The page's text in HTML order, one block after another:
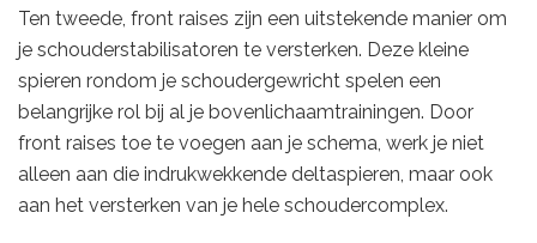
Ten tweede, front raises zijn een uitstekende manier om
je schouderstabilisatoren te versterken. Deze kleine
spieren rondom je schoudergewricht spelen een
belangrijke rol bij al je bovenlichaamtrainingen. Door
front raises toe te voegen aan je schema, werk je niet
alleen aan die indrukwekkende deltaspieren, maar ook
aan het versterken van je hele schoudercomplex.